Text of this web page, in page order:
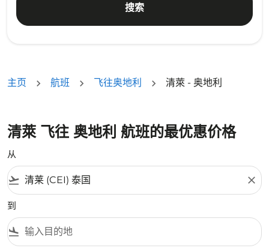
搜索
主页 航班 飞往奥地利 清萊 - 奥地利
清萊 飞往 奥地利 航班的最优惠价格
从
flight_takeoff close
到
flight_land